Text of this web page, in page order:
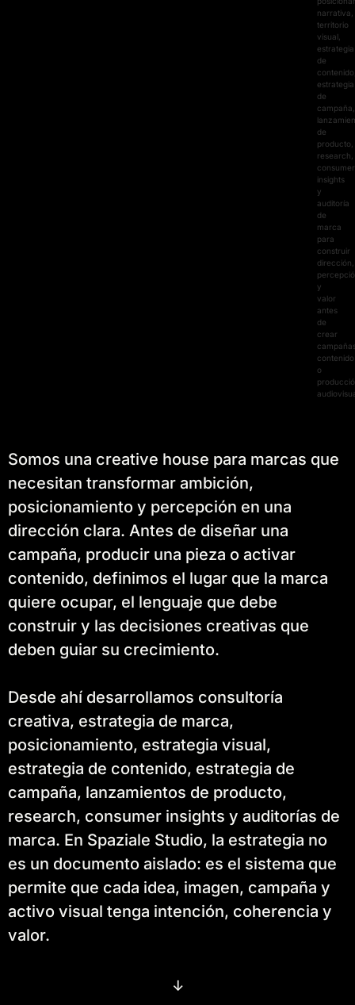
narrativa,
territorio
visual,
estrategia
de
estrategia
de
campaña,
de
producto,
research,
consumer
insights
y
auditoría
de
marca
para
construir
dirección,
y
valor
antes
de
crear
contenido
o
Somos una creative house para marcas que
necesitan transformar ambición,
posicionamiento y percepción en una
dirección clara. Antes de diseñar una
campaña, producir una pieza o activar
contenido, definimos el lugar que la marca
quiere ocupar, el lenguaje que debe
construir y las decisiones creativas que
deben guiar su crecimiento.
Desde ahí desarrollamos consultoría
creativa, estrategia de marca,
posicionamiento, estrategia visual,
estrategia de contenido, estrategia de
campaña, lanzamientos de producto,
research, consumer insights y auditorías de
marca. En Spaziale Studio, la estrategia no
es un documento aislado: es el sistema que
permite que cada idea, imagen, campaña y
activo visual tenga intención, coherencia y
valor.
↓